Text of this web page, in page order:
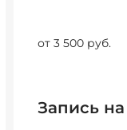
от 3 500 руб.
Запись на